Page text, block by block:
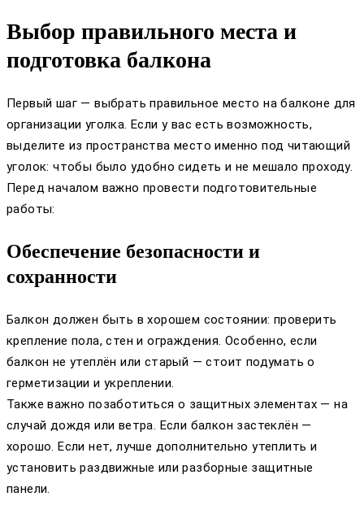
Выбор правильного места и
подготовка балкона
Первый шаг — выбрать правильное место на балконе для
организации уголка. Если у вас есть возможность,
выделите из пространства место именно под читающий
уголок: чтобы было удобно сидеть и не мешало проходу.
Перед началом важно провести подготовительные
работы:
Обеспечение безопасности и
сохранности
Балкон должен быть в хорошем состоянии: проверить
крепление пола, стен и ограждения. Особенно, если
балкон не утеплён или старый — стоит подумать о
герметизации и укреплении.
Также важно позаботиться о защитных элементах — на
случай дождя или ветра. Если балкон застеклён —
хорошо. Если нет, лучше дополнительно утеплить и
установить раздвижные или разборные защитные
панели.